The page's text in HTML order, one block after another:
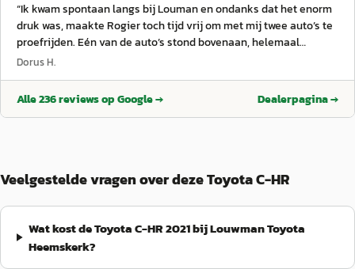
“Ik kwam spontaan langs bij Louman en ondanks dat het enorm
druk was, maakte Rogier toch tijd vrij om met mij twee auto’s te
proefrijden. Eén van de auto’s stond bovenaan, helemaal
achterin de showroom, wat extra werk was om klaar te zetten
goede service ervaren bij een autobedrijf! Ik heb iets te lang
getwijfeld, waardoor beide auto’s inmiddels verkocht zijn, maar
Bedankt Louman, en Rogier in het bijzonder!”
Dorus H.
Alle236reviews op Google → Dealerpagina →
Veelgestelde vragen over deze Toyota C-HR
Wat kost de Toyota C-HR 2021 bij Louwman Toyota
Heemskerk?